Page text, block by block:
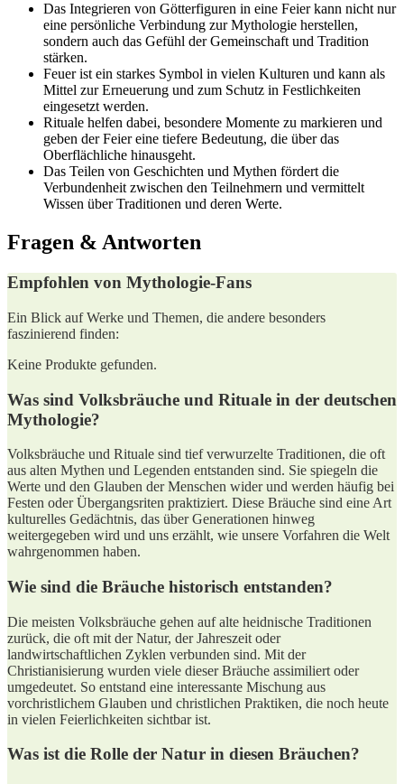
Das Integrieren von Götterfiguren in eine Feier kann nicht nur
eine persönliche Verbindung zur ‌Mythologie herstellen,
⁣sondern auch ​das Gefühl der Gemeinschaft und Tradition
stärken.
Feuer ist ein starkes Symbol in vielen Kulturen und kann als
Mittel zur Erneuerung und zum Schutz in Festlichkeiten
eingesetzt werden.
Rituale helfen dabei, besondere Momente zu markieren⁣ und
geben der Feier​ eine tiefere Bedeutung, die über das
Oberflächliche hinausgeht.
Das Teilen von Geschichten und Mythen fördert ⁤die
Verbundenheit zwischen den Teilnehmern und vermittelt
Wissen über Traditionen und deren Werte.
Fragen & Antworten
Empfohlen von Mythologie-Fans
Ein Blick auf Werke und Themen, die andere besonders
faszinierend finden:
Keine Produkte gefunden.
Was sind Volksbräuche und Rituale⁢ in der⁢ deutschen
Mythologie?
Volksbräuche und Rituale ⁤sind tief verwurzelte Traditionen, die oft
aus alten Mythen und Legenden entstanden sind. Sie spiegeln die‍
Werte und ⁤den ‍Glauben der Menschen ⁣wider und werden ⁣häufig bei​
Festen oder ⁢Übergangsriten praktiziert. Diese Bräuche sind ⁣eine Art
kulturelles Gedächtnis, das⁢ über Generationen hinweg
weitergegeben wird und uns erzählt, wie unsere Vorfahren die Welt
wahrgenommen haben.
Wie sind die Bräuche historisch entstanden?
Die meisten‌ Volksbräuche gehen auf alte heidnische Traditionen
zurück, die oft mit der Natur, der‍ Jahreszeit oder
‍landwirtschaftlichen ⁢Zyklen verbunden sind. Mit der
Christianisierung wurden viele dieser Bräuche assimiliert oder
⁢umgedeutet. So entstand eine interessante Mischung aus
vorchristlichem Glauben und christlichen Praktiken, die noch heute
in vielen Feierlichkeiten⁣ sichtbar ist.
Was ist die Rolle‌ der Natur in diesen Bräuchen?